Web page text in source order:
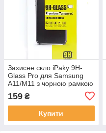
Захисне скло iPaky 9H-
Glass Pro для Samsung
A11/M11 з чорною рамкою
159 ₴
Купити